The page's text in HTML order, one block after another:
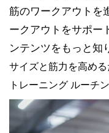
筋のワークアウトを
ークアウトをサポー
ンテンツをもっと知
サイズと筋力を高め
トレーニング ルーチン